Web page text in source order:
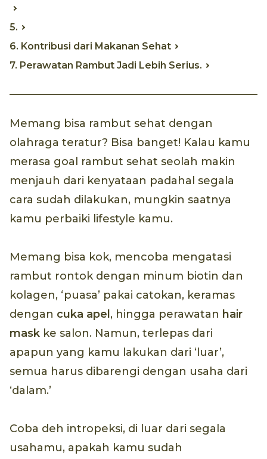
5.
6. Kontribusi dari Makanan Sehat
7. Perawatan Rambut Jadi Lebih Serius.
Memang bisa rambut sehat dengan
olahraga teratur? Bisa banget! Kalau kamu
merasa goal rambut sehat seolah makin
menjauh dari kenyataan padahal segala
cara sudah dilakukan, mungkin saatnya
kamu perbaiki lifestyle kamu.
Memang bisa kok, mencoba mengatasi
rambut rontok dengan minum biotin dan
kolagen, ‘puasa’ pakai catokan, keramas
dengan cuka apel, hingga perawatan hair
mask ke salon. Namun, terlepas dari
apapun yang kamu lakukan dari ‘luar’,
semua harus dibarengi dengan usaha dari
‘dalam.’
Coba deh intropeksi, di luar dari segala
usahamu, apakah kamu sudah